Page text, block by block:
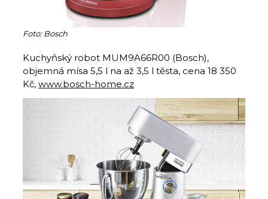
Foto: Bosch
Kuchyňský robot MUM9A66R00 (Bosch),
objemná mísa 5,5 l na až 3,5 l těsta, cena 18 350
Kč, www.bosch-home.cz